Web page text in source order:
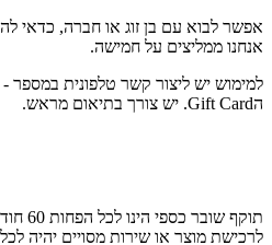
אפשר לבוא עם בן זוג או חברה, כדאי
אנחנו ממליצים על חמישה.
הGift Card. יש צורך בתיאום מראש.
תוקף